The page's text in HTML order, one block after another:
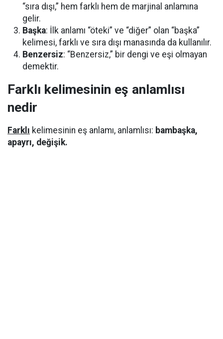
“sıra dışı,” hem farklı hem de marjinal anlamına
gelir.
Başka: İlk anlamı “öteki” ve “diğer” olan “başka”
kelimesi, farklı ve sıra dışı manasında da kullanılır.
Benzersiz: “Benzersiz,” bir dengi ve eşi olmayan
demektir.
Farklı kelimesinin eş anlamlısı
nedir
Farklı kelimesinin eş anlamı, anlamlısı: bambaşka,
apayrı, değişik.